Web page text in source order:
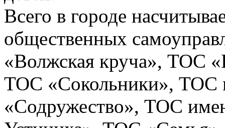
Всего в городе
общественных
«Волжская круча», ТОС
ТОС «Сокольники», ТОС
«Содружество», ТОС